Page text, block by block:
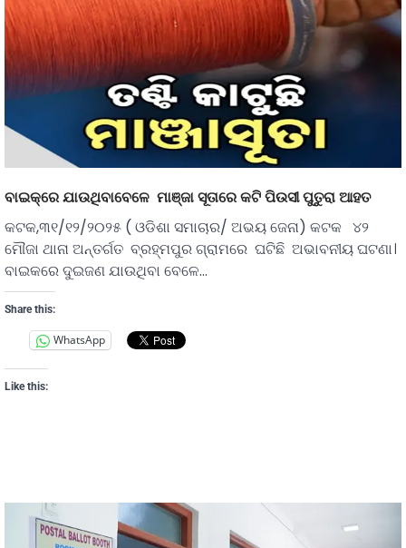
ବାଇକ୍‌ରେ ଯାଉଥିବାବେଳେ ମାଞ୍ଜା ସୂତାରେ କଟି ପିଉସୀ ପୁତୁରା ଆହତ
କଟକ,୩୧/୧୨/୨୦୨୫ ( ଓଡିଶା ସମାଚାର/ ଅଭୟ ଜେନା) କଟକ ୪୨
ମୌଜା ଥାନା ଅନ୍ତର୍ଗତ ବ୍ରହ୍ମପୁର ଗ୍ରାମରେ ଘଟିଛି ଅଭାବନୀୟ ଘଟଣା।
ବାଇକରେ ଦୁଇଜଣ ଯାଉଥିବା ବେଳେ…
Share this:
WhatsApp
Like this: